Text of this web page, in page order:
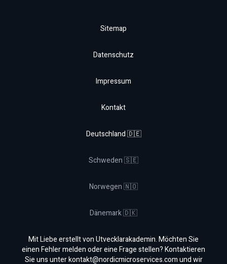
Sitemap
Datenschutz
Impressum
Kontakt
Deutschland 🇩🇪
Schweden 🇸🇪
Norwegen 🇳🇴
Dänemark 🇩🇰
Mit Liebe erstellt von Utvecklarakademin. Möchten Sie
einen Fehler melden oder eine Frage stellen? Kontaktieren
Sie uns unterkontakt@nordicmicroservices.comund wir